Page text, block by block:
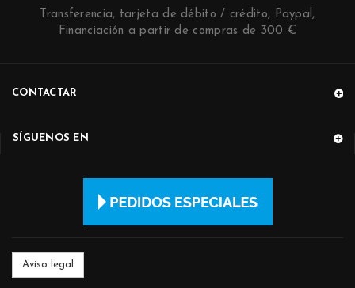
Transferencia, tarjeta de débito / crédito, Paypal,
Financiación a partir de compras de 300 €
CONTACTAR
SÍGUENOS EN
Aviso legal